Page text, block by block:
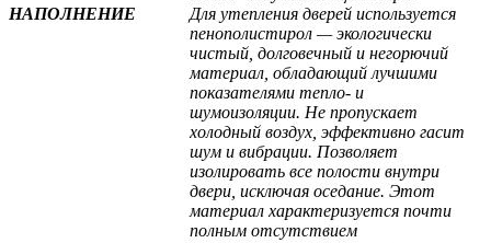
НАПОЛНЕНИЕ
Для утепления дверей используется
пенополистирол — экологически
чистый, долговечный и негорючий
материал, обладающий лучшими
показателями тепло- и
шумоизоляции. Не пропускает
холодный воздух, эффективно гасит
шум и вибрации. Позволяет
изолировать все полости внутри
двери, исключая оседание. Этот
материал характеризуется почти
полным отсутствием